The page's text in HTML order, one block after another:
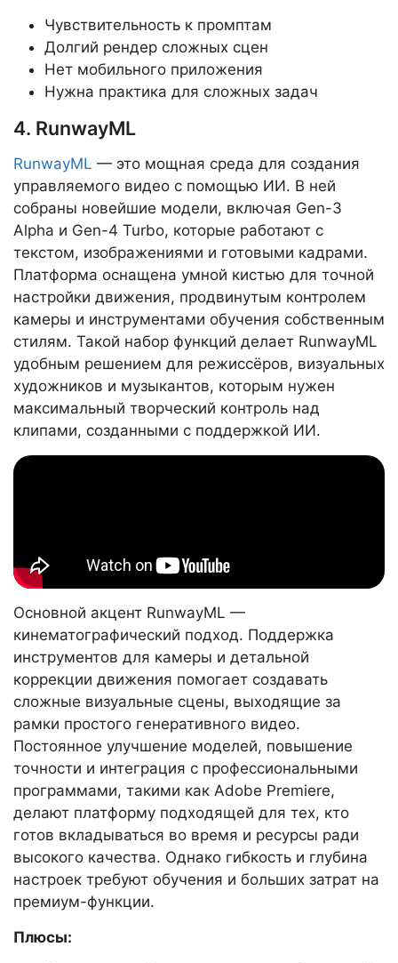
Чувствительность к промптам
Долгий рендер сложных сцен
Нет мобильного приложения
Нужна практика для сложных задач
4. RunwayML
RunwayML — это мощная среда для создания
управляемого видео с помощью ИИ. В ней
собраны новейшие модели, включая Gen-3
Alpha и Gen-4 Turbo, которые работают с
текстом, изображениями и готовыми кадрами.
Платформа оснащена умной кистью для точной
настройки движения, продвинутым контролем
камеры и инструментами обучения собственным
стилям. Такой набор функций делает RunwayML
удобным решением для режиссёров, визуальных
художников и музыкантов, которым нужен
максимальный творческий контроль над
клипами, созданными с поддержкой ИИ.
Основной акцент RunwayML —
кинематографический подход. Поддержка
инструментов для камеры и детальной
коррекции движения помогает создавать
сложные визуальные сцены, выходящие за
рамки простого генеративного видео.
Постоянное улучшение моделей, повышение
точности и интеграция с профессиональными
программами, такими как Adobe Premiere,
делают платформу подходящей для тех, кто
готов вкладываться во время и ресурсы ради
высокого качества. Однако гибкость и глубина
настроек требуют обучения и больших затрат на
премиум-функции.
Плюсы: